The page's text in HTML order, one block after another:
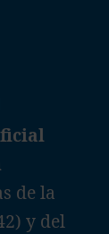
de la
y del